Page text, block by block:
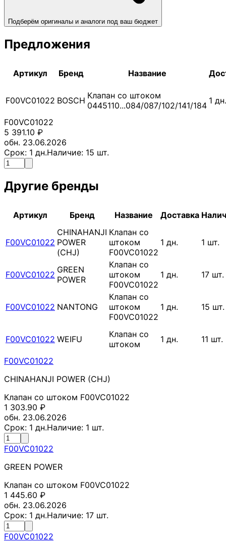
Подберём оригиналы и аналоги под ваш бюджет
Предложения
Артикул Бренд Название
F00VC01022 BOSCH Клапан со штоком
0445110...084/087/102/141/184 1 дн.
F00VC01022
5 391.10 ₽
обн. 23.06.2026
Срок: 1 дн.Наличие: 15 шт.
Другие бренды
Артикул Бренд Название Доставка
F00VC01022
CHINAHANJI
POWER
(CHJ)
Клапан со
штоком
F00VC01022
1 дн. 1 шт.
F00VC01022 GREEN
POWER
Клапан со
штоком
F00VC01022
1 дн. 17 шт.
F00VC01022 NANTONG
Клапан со
штоком
F00VC01022
1 дн. 15 шт.
F00VC01022 WEIFU
Клапан со
штоком
1 дн. 11 шт.
F00VC01022
CHINAHANJI POWER (CHJ)
Клапан со штоком F00VC01022
1 303.90 ₽
обн. 23.06.2026
Срок: 1 дн.Наличие: 1 шт.
F00VC01022
GREEN POWER
Клапан со штоком F00VC01022
1 445.60 ₽
обн. 23.06.2026
Срок: 1 дн.Наличие: 17 шт.
F00VC01022